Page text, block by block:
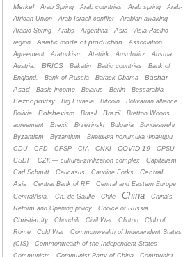
Merkel
Arab Spring Arab countries Arab spring
Arab-
African Union
Arab-Israeli conflict
Arabian awaking
Arabic Spring
Arabs Argentina Asia
Asia Pacific
region
Asiatic mode of production
Association
Agreement
Ataturkism Atatürk Auschwitz
Austria
Austria.
BRICS Bakatin Baltic countries
Bank of
England.
Bank of Russia Barack Obama
Bashar
Asad
Basic income Belarus Berlin Bessarabia
Bezpopovtsy Big Eurasia Bitcoin
Bolivarian alliance
Bolivia
Bolshevism Brasil Brazil
Bretton Woods
agreement
Brexit Brzezinski Bulgaria
Bundeswehr
Byzantism
Byzantium
Bнешняя политика Франции
CDU
CFD CFSP CIA CNKI COVID-19
CPSU
CSDP
CZК — cultural-zivilization complex
Capitalism
Carl Schmitt
Caucasus Caudine Forks
Central
Asia
Central Bank of RF
Central and Eastern Europe
CentralAsia.
Ch. de Gaulle Chile China
China's
Reform and Opening policy
Choice of Russia
Christianity Churchill Civil War Clinton
Club of
Rome
Cold War
Commonwealth of Independent States
(CIS)
Commonwealth of the Independent States